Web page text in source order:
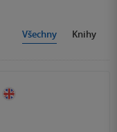
Všechny Knihy